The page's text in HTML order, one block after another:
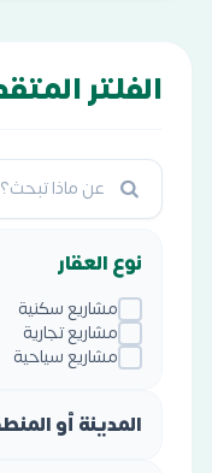
الفلتر
نوع العقار
مشاريع سكنية
مشاريع تجارية
مشاريع سياحية
المدينة أو